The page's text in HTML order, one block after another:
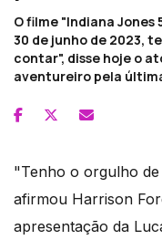
O filme "Indiana Jones
30 de junho de 2023,
contar", disse hoje o
aventureiro pela
"Tenho o orgulho
afirmou Harrison
apresentação da